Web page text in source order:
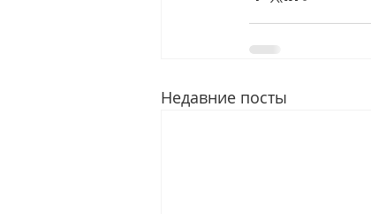
Недавние посты